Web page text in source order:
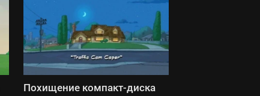
Похищение компакт-диска